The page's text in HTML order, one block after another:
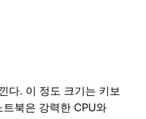
다. 이 정도 크기는 키보
북은 강력한 CPU와